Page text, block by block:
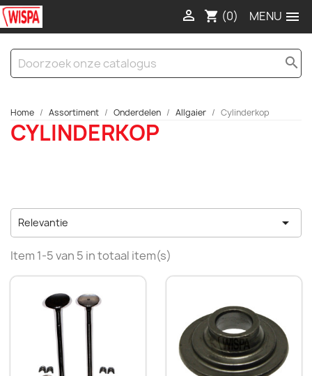

shopping_cart (0)

search
Home Assortiment Onderdelen Allgaier Cylinderkop
CYLINDERKOP
Relevantie 
Item 1-5 van 5 in totaal item(s)